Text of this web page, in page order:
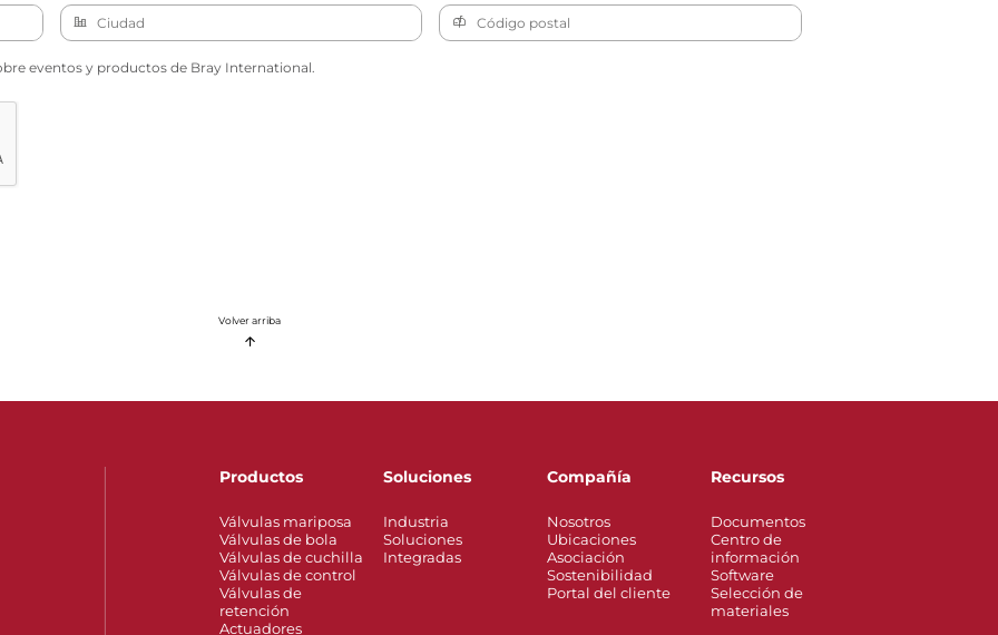
eventos y productos de Bray International.
Volver arriba
Productos
Válvulas mariposa
Válvulas de bola
Válvulas de cuchilla
Válvulas de control
Válvulas de
retención
Actuadores
Soluciones
Industria
Soluciones
Integradas
Compañía
Nosotros
Ubicaciones
Asociación
Sostenibilidad
Portal del cliente
Recursos
Documentos
Centro de
información
Software
Selección de
materiales